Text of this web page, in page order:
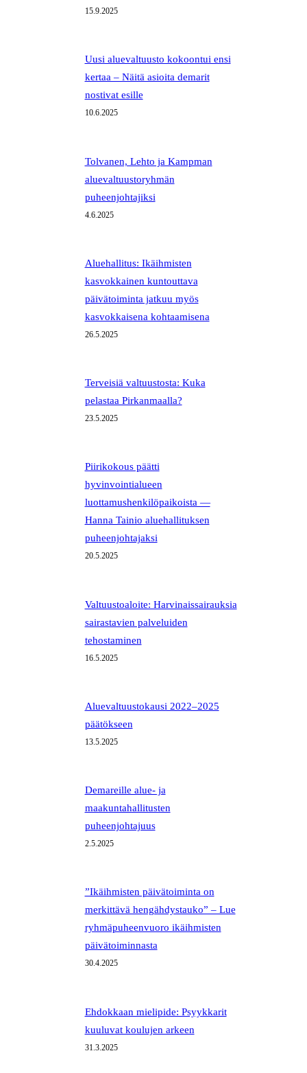
15.9.2025
Uusi aluevaltuusto kokoontui ensi
kertaa – Näitä asioita demarit
nostivat esille
10.6.2025
Tolvanen, Lehto ja Kampman
aluevaltuustoryhmän
puheenjohtajiksi
4.6.2025
Aluehallitus: Ikäihmisten
kasvokkainen kuntouttava
päivätoiminta jatkuu myös
kasvokkaisena kohtaamisena
26.5.2025
Terveisiä valtuustosta: Kuka
pelastaa Pirkanmaalla?
23.5.2025
Piirikokous päätti
hyvinvointialueen
luottamushenkilöpaikoista —
Hanna Tainio aluehallituksen
puheenjohtajaksi
20.5.2025
Valtuustoaloite: Harvinaissairauksia
sairastavien palveluiden
tehostaminen
16.5.2025
Aluevaltuustokausi 2022–2025
päätökseen
13.5.2025
Demareille alue- ja
maakuntahallitusten
puheenjohtajuus
2.5.2025
”Ikäihmisten päivätoiminta on
merkittävä hengähdystauko” – Lue
ryhmäpuheenvuoro ikäihmisten
päivätoiminnasta
30.4.2025
Ehdokkaan mielipide: Psyykkarit
kuuluvat koulujen arkeen
31.3.2025